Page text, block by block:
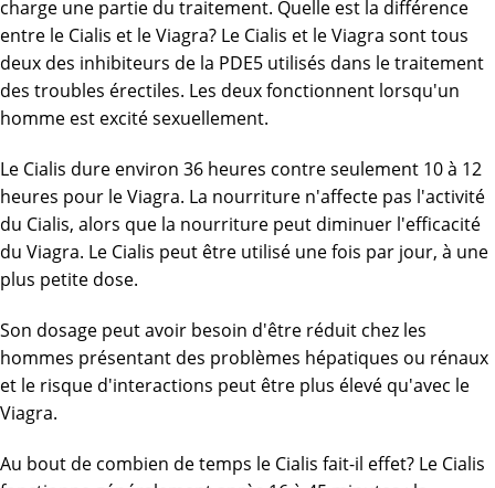
charge une partie du traitement. Quelle est la différence
entre le Cialis et le Viagra? Le Cialis et le Viagra sont tous
deux des inhibiteurs de la PDE5 utilisés dans le traitement
des troubles érectiles. Les deux fonctionnent lorsqu'un
homme est excité sexuellement.
Le Cialis dure environ 36 heures contre seulement 10 à 12
heures pour le Viagra. La nourriture n'affecte pas l'activité
du Cialis, alors que la nourriture peut diminuer l'efficacité
du Viagra. Le Cialis peut être utilisé une fois par jour, à une
plus petite dose.
Son dosage peut avoir besoin d'être réduit chez les
hommes présentant des problèmes hépatiques ou rénaux
et le risque d'interactions peut être plus élevé qu'avec le
Viagra.
Au bout de combien de temps le Cialis fait-il effet? Le Cialis